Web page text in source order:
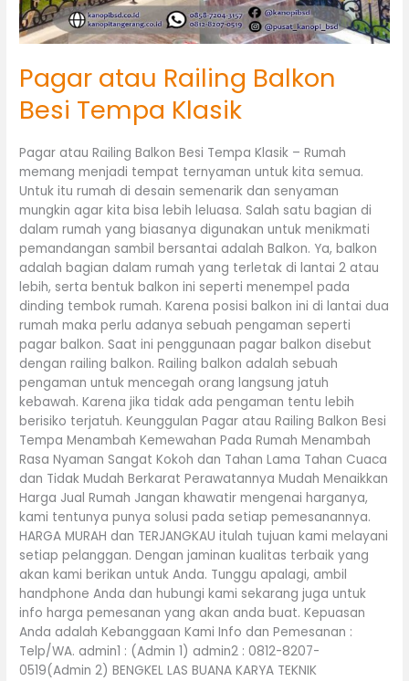
Pagar atau Railing Balkon
Besi Tempa Klasik
Pagar atau Railing Balkon Besi Tempa Klasik – Rumah
memang menjadi tempat ternyaman untuk kita semua.
Untuk itu rumah di desain semenarik dan senyaman
mungkin agar kita bisa lebih leluasa. Salah satu bagian di
dalam rumah yang biasanya digunakan untuk menikmati
pemandangan sambil bersantai adalah Balkon. Ya, balkon
adalah bagian dalam rumah yang terletak di lantai 2 atau
lebih, serta bentuk balkon ini seperti menempel pada
dinding tembok rumah. Karena posisi balkon ini di lantai dua
rumah maka perlu adanya sebuah pengaman seperti
pagar balkon. Saat ini penggunaan pagar balkon disebut
dengan railing balkon. Railing balkon adalah sebuah
pengaman untuk mencegah orang langsung jatuh
kebawah. Karena jika tidak ada pengaman tentu lebih
berisiko terjatuh. Keunggulan Pagar atau Railing Balkon Besi
Tempa Menambah Kemewahan Pada Rumah Menambah
Rasa Nyaman Sangat Kokoh dan Tahan Lama Tahan Cuaca
dan Tidak Mudah Berkarat Perawatannya Mudah Menaikkan
Harga Jual Rumah Jangan khawatir mengenai harganya,
kami tentunya punya solusi pada setiap pemesanannya.
HARGA MURAH dan TERJANGKAU itulah tujuan kami melayani
setiap pelanggan. Dengan jaminan kualitas terbaik yang
akan kami berikan untuk Anda. Tunggu apalagi, ambil
handphone Anda dan hubungi kami sekarang juga untuk
info harga pemesanan yang akan anda buat. Kepuasan
Anda adalah Kebanggaan Kami Info dan Pemesanan :
Telp/WA. admin1 : (Admin 1) admin2 : 0812-8207-
0519(Admin 2) BENGKEL LAS BUANA KARYA TEKNIK